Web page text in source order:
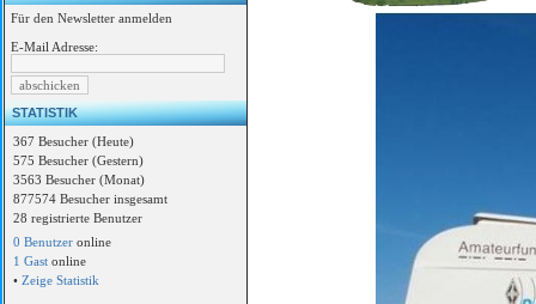
Für den Newsletter anmelden
E-Mail Adresse:
STATISTIK
367 Besucher (Heute)
575 Besucher (Gestern)
3563 Besucher (Monat)
877574 Besucher insgesamt
28 registrierte Benutzer
0 Benutzer online
1 Gast online
• Zeige Statistik